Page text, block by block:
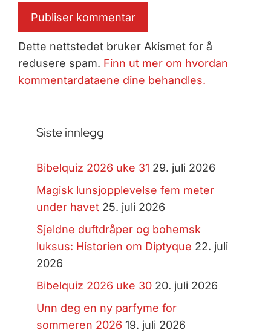
Dette nettstedet bruker Akismet for å
redusere spam. Finn ut mer om hvordan
kommentardataene dine behandles.
Siste innlegg
Bibelquiz 2026 uke 31 29. juli 2026
Magisk lunsjopplevelse fem meter
under havet 25. juli 2026
Sjeldne duftdråper og bohemsk
luksus: Historien om Diptyque 22. juli
2026
Bibelquiz 2026 uke 30 20. juli 2026
Unn deg en ny parfyme for
sommeren 2026 19. juli 2026